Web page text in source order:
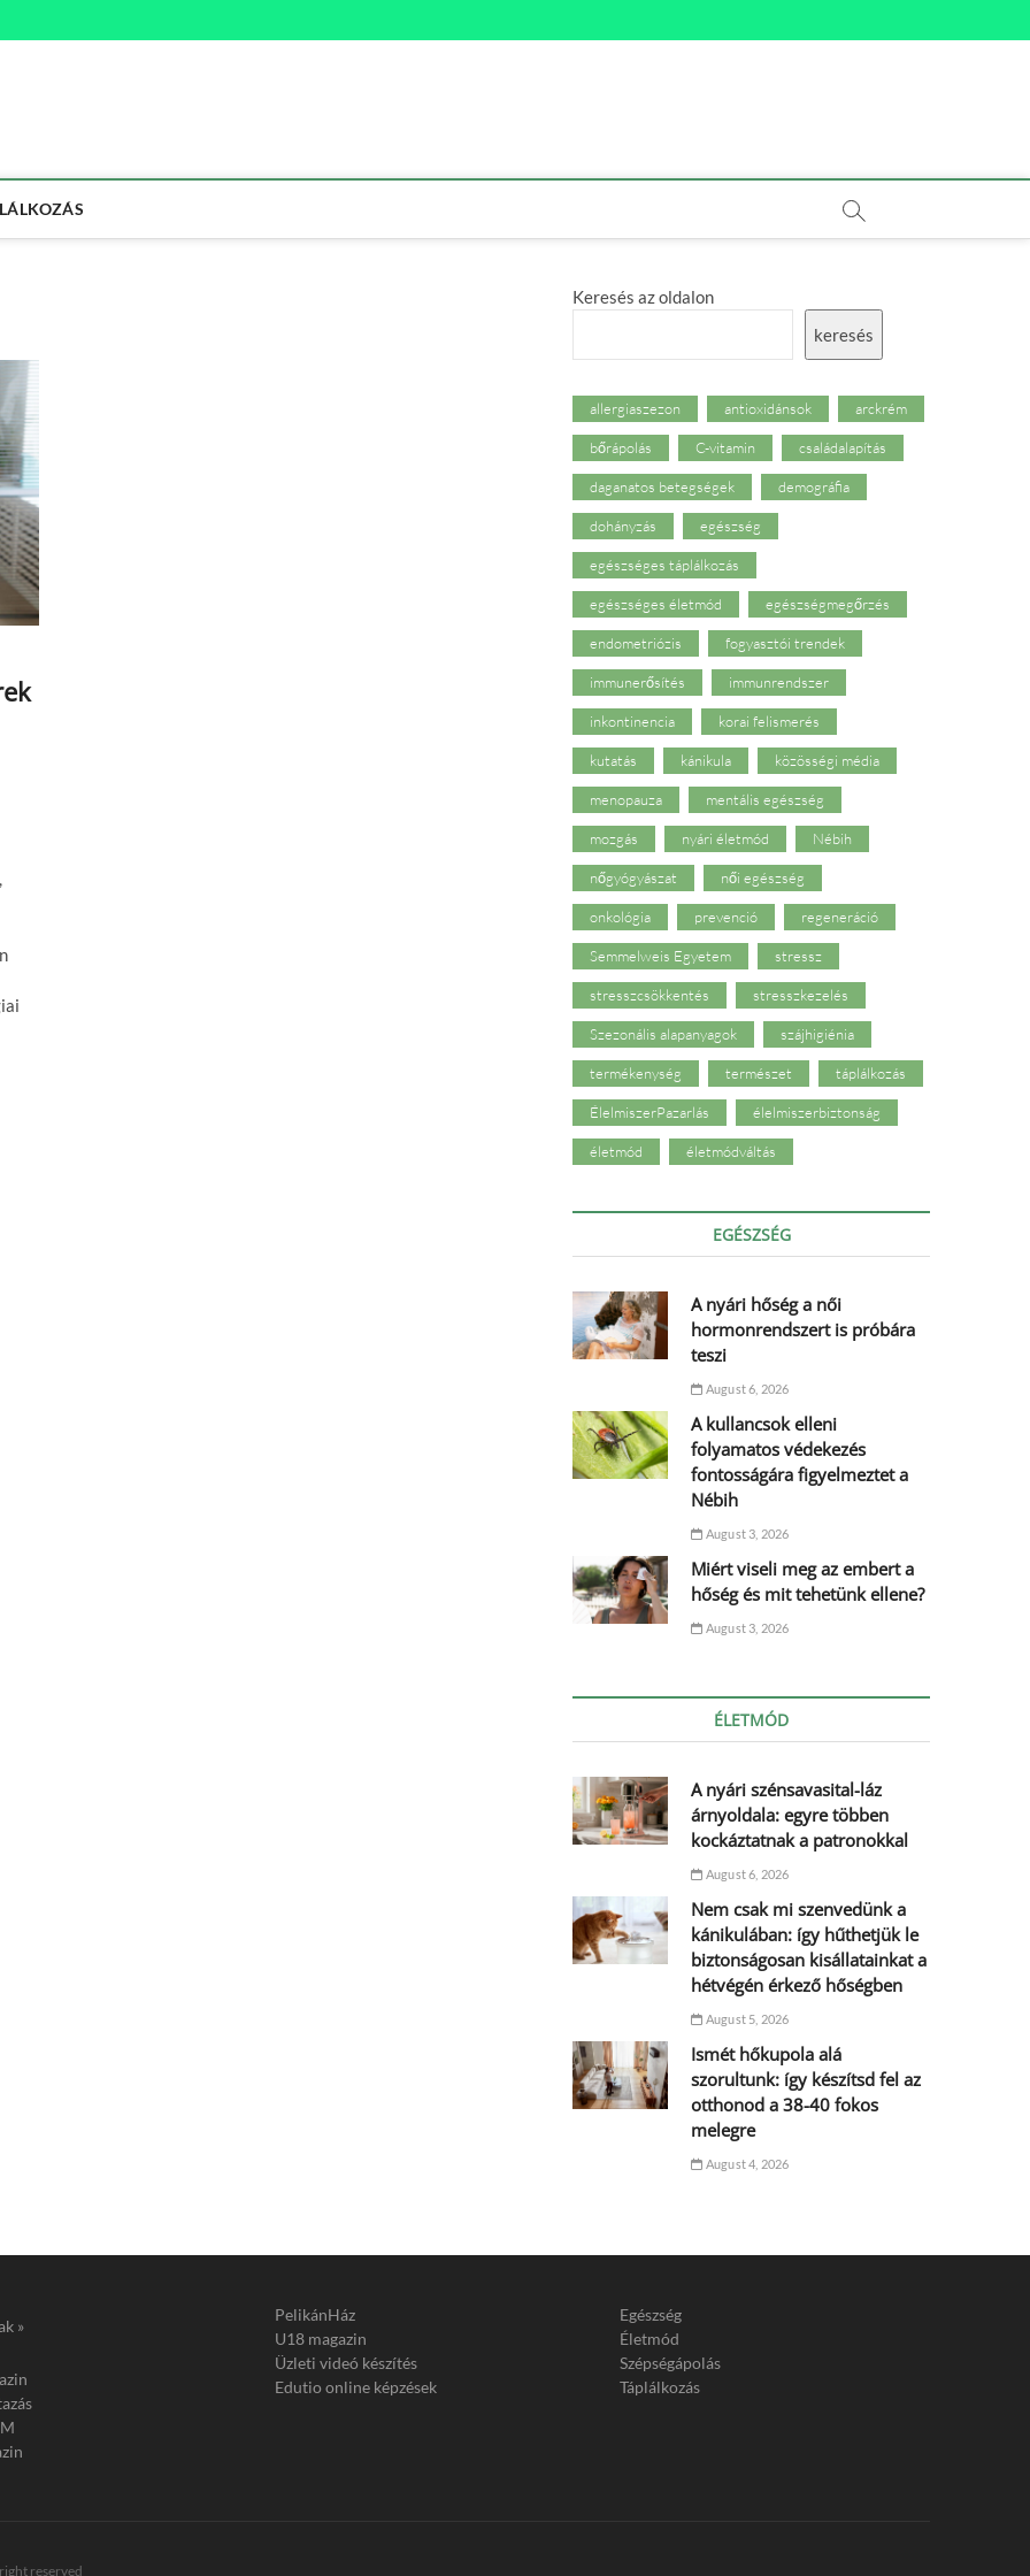
Keresés az oldalon
keresés
allergiaszezon antioxidánsok arckrém
bőrápolás C-vitamin családalapítás
daganatos betegségek demográfia
dohányzás egészség
egészséges táplálkozás
egészséges életmód egészségmegőrzés
endometriózis fogyasztói trendek
immunerősítés immunrendszer
inkontinencia korai felismerés
kutatás kánikula közösségi média
menopauza mentális egészség
mozgás nyári életmód Nébih
nőgyógyászat női egészség
onkológia prevenció regeneráció
Semmelweis Egyetem stressz
stresszcsökkentés stresszkezelés
Szezonális alapanyagok szájhigiénia
termékenység természet táplálkozás
ÉlelmiszerPazarlás élelmiszerbiztonság
életmód életmódváltás
EGÉSZSÉG
A nyári hőség a női
hormonrendszert is próbára
teszi
August 6, 2026
A kullancsok elleni
folyamatos védekezés
fontosságára figyelmeztet a
Nébih
August 3, 2026
Miért viseli meg az embert a
hőség és mit tehetünk ellene?
August 3, 2026
ÉLETMÓD
A nyári szénsavasital-láz
árnyoldala: egyre többen
kockáztatnak a patronokkal
August 6, 2026
Nem csak mi szenvedünk a
kánikulában: így hűthetjük le
biztonságosan kisállatainkat a
hétvégén érkező hőségben
August 5, 2026
Ismét hőkupola alá
szorultunk: így készítsd fel az
otthonod a 38-40 fokos
melegre
August 4, 2026
»
PelikánHáz
U18 magazin
Üzleti videó készítés
Edutio online képzések
Egészség
Életmód
Szépségápolás
Táplálkozás
reserved